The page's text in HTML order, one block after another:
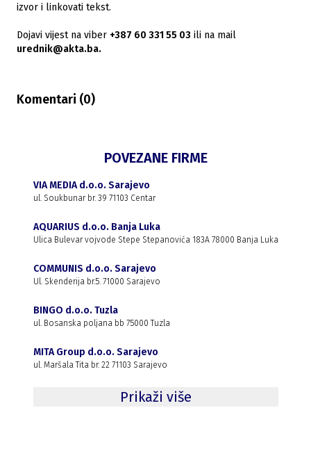
izvor i linkovati tekst.
Dojavi vijest na viber +387 60 331 55 03 ili na mail
urednik@akta.ba.
Komentari (0)
POVEZANE FIRME
VIA MEDIA d.o.o. Sarajevo
ul. Soukbunar br. 39 71103 Centar
AQUARIUS d.o.o. Banja Luka
Ulica Bulevar vojvode Stepe Stepanovića 183A 78000 Banja Luka
COMMUNIS d.o.o. Sarajevo
Ul. Skenderija br.5. 71000 Sarajevo
BINGO d.o.o. Tuzla
ul. Bosanska poljana bb 75000 Tuzla
MITA Group d.o.o. Sarajevo
ul. Maršala Tita br. 22 71103 Sarajevo
Prikaži više